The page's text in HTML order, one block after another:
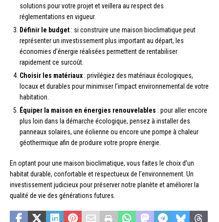
solutions pour votre projet et veillera au respect des
réglementations en vigueur.
Définir le budget : si construire une maison bioclimatique peut
représenter un investissement plus important au départ, les
économies d’énergie réalisées permettent de rentabiliser
rapidement ce surcoût.
Choisir les matériaux : privilégiez des matériaux écologiques,
locaux et durables pour minimiser l’impact environnemental de votre
habitation.
Équiper la maison en énergies renouvelables : pour aller encore
plus loin dans la démarche écologique, pensez à installer des
panneaux solaires, une éolienne ou encore une pompe à chaleur
géothermique afin de produire votre propre énergie.
En optant pour une maison bioclimatique, vous faites le choix d’un
habitat durable, confortable et respectueux de l’environnement. Un
investissement judicieux pour préserver notre planète et améliorer la
qualité de vie des générations futures.